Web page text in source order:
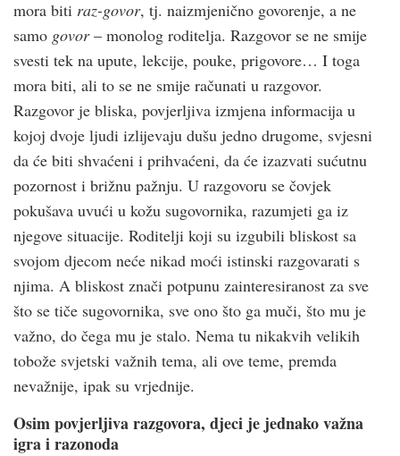
mora biti raz-govor, tj. naizmjenično govorenje, a ne
samo govor– monolog roditelja. Razgovor se ne smije
svesti tek na upute, lekcije, pouke, prigovore… I toga
mora biti, ali to se ne smije računati u razgovor.
Razgovor je bliska, povjerljiva izmjena informacija u
kojoj dvoje ljudi izlijevaju dušu jedno drugome, svjesni
da će biti shvaćeni i prihvaćeni, da će izazvati sućutnu
pozornost i brižnu pažnju. U razgovoru se čovjek
pokušava uvući u kožu sugovornika, razumjeti ga iz
njegove situacije. Roditelji koji su izgubili bliskost sa
svojom djecom neće nikad moći istinski razgovarati s
njima. A bliskost znači potpunu zainteresiranost za sve
što se tiče sugovornika, sve ono što ga muči, što mu je
važno, do čega mu je stalo. Nema tu nikakvih velikih
tobože svjetski važnih tema, ali ove teme, premda
nevažnije, ipak su vrjednije.
Osim povjerljiva razgovora, djeci je jednako važna
igra i razonoda